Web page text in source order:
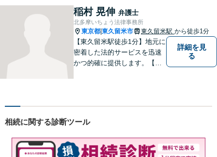
稲村 晃伸 弁護士
北多摩いちょう法律事務所
東京都 東久留米市 東久留米駅 から徒歩1分
【東久留米駅徒歩1分】地元に
密着した法的サービスを迅速
かつ的確に提供します。【当
納得のいく解決を目指して、
ス利用可能】
詳細を見
る
相続に関する診断ツール